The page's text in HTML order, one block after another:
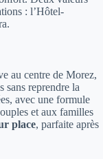
: l’Hôtel-
au centre de Morez,
sans reprendre la
avec une formule
et aux familles
place, parfaite après